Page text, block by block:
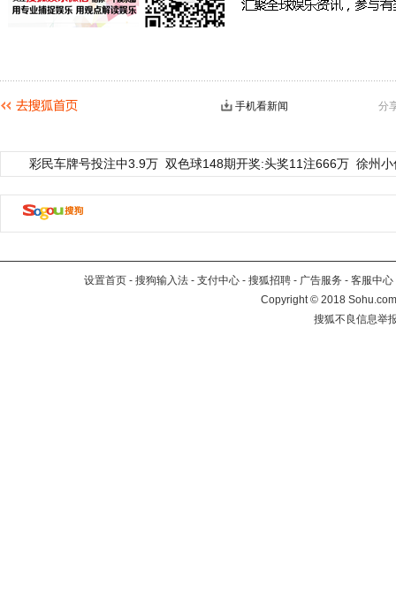
分
手机看新闻
彩民车牌号投注中3.9万 双色球148期开奖:头奖11注666万 徐州
设置首页 - 搜狗输入法 - 支付中心 - 搜狐招聘 - 广告服务 - 客服中心
Copyright©2018
搜狐不良信息举